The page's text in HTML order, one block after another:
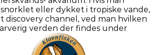
eller dykket i tropiske vande,
discovery channel, ved man hvilken
verden der findes under